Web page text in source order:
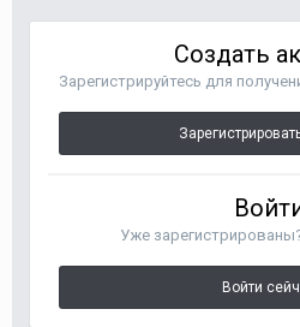
Создать
Зарегистрируйтесь для
Уже
Войти